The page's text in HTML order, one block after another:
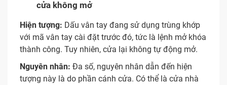
cửa không mở
Hiện tượng: Dấu vân tay đang sử dụng trùng khớp
với mã vân tay cài đặt trước đó, tức là lệnh mở khóa
thành công. Tuy nhiên, cửa lại không tự động mở.
Nguyên nhân: Đa số, nguyên nhân dẫn đến hiện
tượng này là do phần cánh cửa. Có thể là cửa nhà